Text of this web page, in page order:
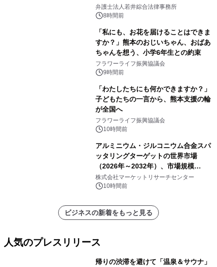
弁護士法人若井綜合法律事務所
8時間前
「私にも、お花を届けることはできま
すか？」熊本のおじいちゃん、おばあ
ちゃんを想う、小学6年生との約束
フラワーライフ振興協議会
9時間前
「わたしたちにも何かできますか？」
子どもたちの一言から、熊本支援の輪
が全国へ
フラワーライフ振興協議会
10時間前
アルミニウム・ジルコニウム合金スパ
ッタリングターゲットの世界市場
（2026年～2032年）、市場規模
（0.995、0.999、その他）・分析レポ
ートを発表
株式会社マーケットリサーチセンター
10時間前
ビジネスの新着をもっと見る
人気のプレスリリース
帰りの渋滞を避けて「温泉＆サウナ」